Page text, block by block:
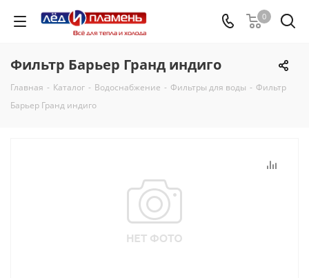
0
Фильтр Барьер Гранд индиго
Главная - Каталог - Водоснабжение - Фильтры для воды - Фильтр
Барьер Гранд индиго